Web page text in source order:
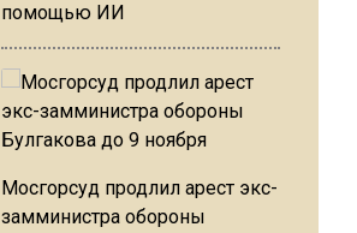
помощью ИИ
Мосгорсуд продлил арест экс-
замминистра обороны